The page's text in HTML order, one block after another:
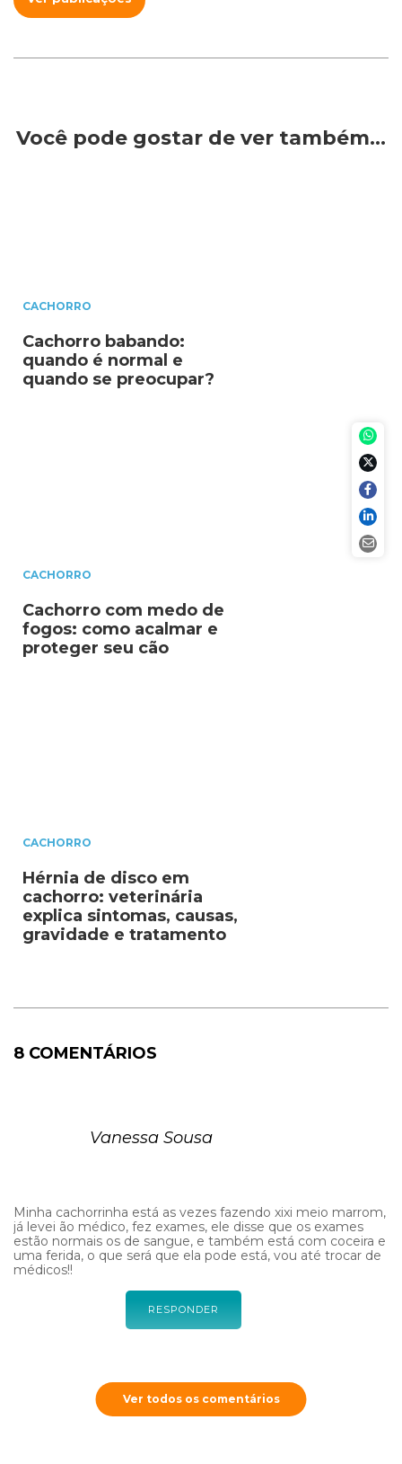
Você pode gostar de ver também…
CACHORRO
Cachorro babando:
quando é normal e
quando se preocupar?
CACHORRO
Cachorro com medo de
fogos: como acalmar e
proteger seu cão
CACHORRO
Hérnia de disco em
cachorro: veterinária
explica sintomas, causas,
gravidade e tratamento
8 COMENTÁRIOS
Vanessa Sousa
Minha cachorrinha está as vezes fazendo xixi meio marrom,
já levei ão médico, fez exames, ele disse que os exames
estão normais os de sangue, e também está com coceira e
uma ferida, o que será que ela pode está, vou até trocar de
médicos!!
RESPONDER
Cobasi
Ver todos os comentários